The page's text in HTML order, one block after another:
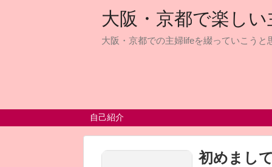
大阪・京都で楽し
大阪・京都での主婦lifeを綴っていこうと
自己紹介
初めまし